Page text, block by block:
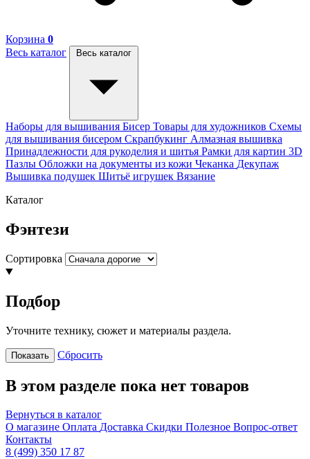
Корзина 0
Весь каталог
Весь каталог
Наборы для вышивания Бисер Товары для художников Схемы
для вышивания бисером Скрапбукинг Алмазная вышивка
Принадлежности для рукоделия и шитья Рамки для картин 3D
Пазлы Обложки на документы из кожи Чеканка Декупаж
Вышивка подушек Шитьё игрушек Вязание
Каталог
Фэнтези
Сортировка
Подбор
Уточните технику, сюжет и материалы раздела.
Показать Сбросить
В этом разделе пока нет товаров
Вернуться в каталог
О магазине Оплата Доставка Скидки Полезное Вопрос-ответ
Контакты
8 (499) 350 17 87